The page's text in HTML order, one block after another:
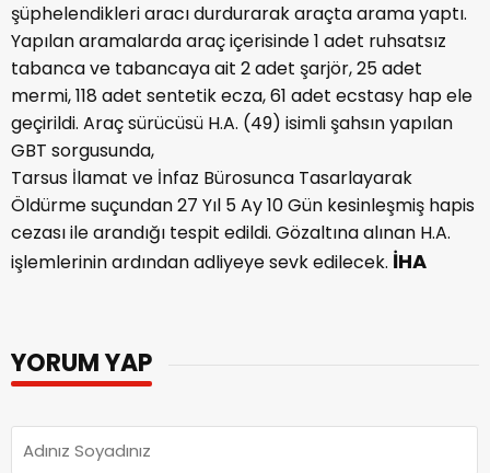
şüphelendikleri aracı durdurarak araçta arama yaptı.
Yapılan aramalarda araç içerisinde 1 adet ruhsatsız
tabanca ve tabancaya ait 2 adet şarjör, 25 adet
mermi, 118 adet sentetik ecza, 61 adet ecstasy hap ele
geçirildi. Araç sürücüsü H.A. (49) isimli şahsın yapılan
GBT sorgusunda,
Tarsus İlamat ve İnfaz Bürosunca Tasarlayarak
Öldürme suçundan 27 Yıl 5 Ay 10 Gün kesinleşmiş hapis
cezası ile arandığı tespit edildi. Gözaltına alınan H.A.
işlemlerinin ardından adliyeye sevk edilecek. İHA
YORUM YAP